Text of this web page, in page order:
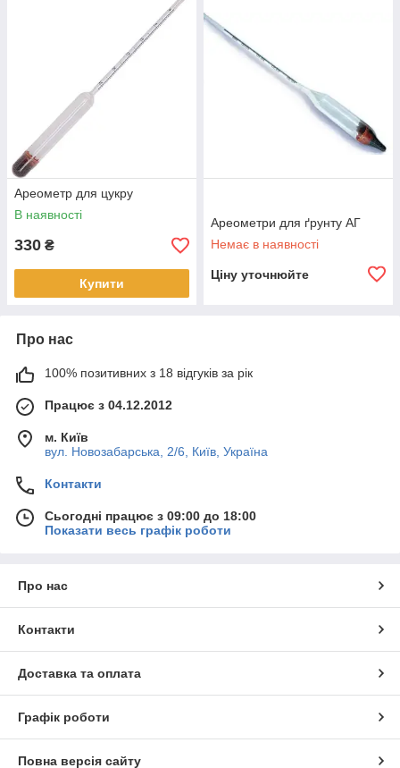
Ареометр для цукру
В наявності
330 ₴
Купити
Ареометри для ґрунту АГ
Немає в наявності
Ціну уточнюйте
Про нас
100% позитивних з 18 відгуків за рік
Працює з 04.12.2012
м. Київ
вул. Новозабарська, 2/6, Київ, Україна
Контакти
Сьогодні працює з 09:00 до 18:00
Показати весь графік роботи
Про нас
Контакти
Доставка та оплата
Графік роботи
Повна версія сайту